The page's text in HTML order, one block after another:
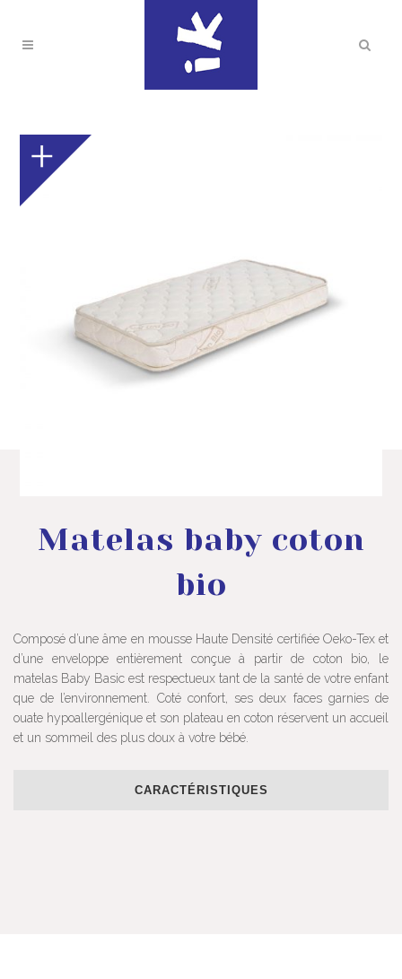
Matelas baby coton
bio
Composé d’une âme en mousse Haute Densité certifiée Oeko-Tex et
d’une enveloppe entièrement conçue à partir de coton bio, le
matelas Baby Basic est respectueux tant de la santé de votre enfant
que de l’environnement. Coté confort, ses deux faces garnies de
ouate hypoallergénique et son plateau en coton réservent un accueil
et un sommeil des plus doux à votre bébé.
CARACTÉRISTIQUES